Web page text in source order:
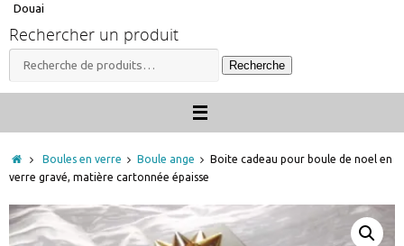
Douai
Rechercher un produit
Recherche
pour :
Recherche
AccueilBoules en verre Boule ange
Boite cadeau pour boule de noel en
verre gravé, matière cartonnée épaisse